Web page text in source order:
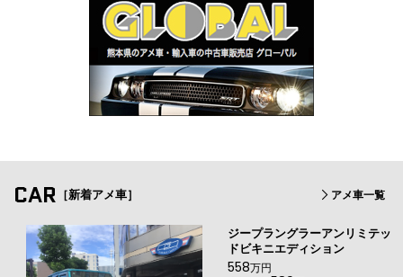
CAR ［新着アメ車］ アメ車一覧
ジープラングラーアンリミテッ
ドビキニエディション
558万円